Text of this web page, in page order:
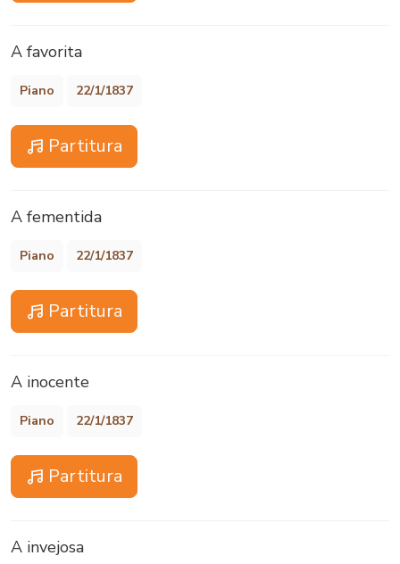
A favorita
Piano 22/1/1837
Partitura
A fementida
Piano 22/1/1837
Partitura
A inocente
Piano 22/1/1837
Partitura
A invejosa